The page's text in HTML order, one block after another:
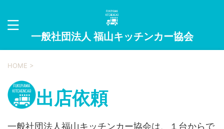
一般社団法人 福山キッチンカー協会
HOME >
出店依頼
一般社団法人福山キッチンカー協会は、１台からで